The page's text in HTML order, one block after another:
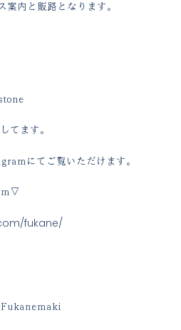
案内と販路となります。
てます。
にてご覧いただけます。
fukane/